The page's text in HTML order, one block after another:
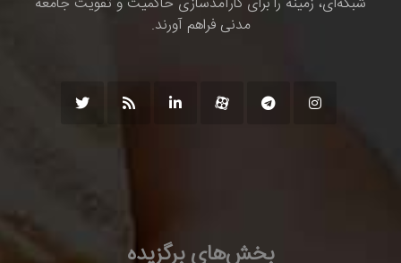
مدنی فراهم آورند.
بخش‌های برگزیده